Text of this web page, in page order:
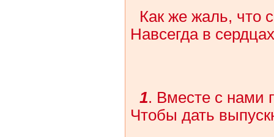
Как же жаль, что
Навсегда в
1. Вместе с нами
Чтобы дать